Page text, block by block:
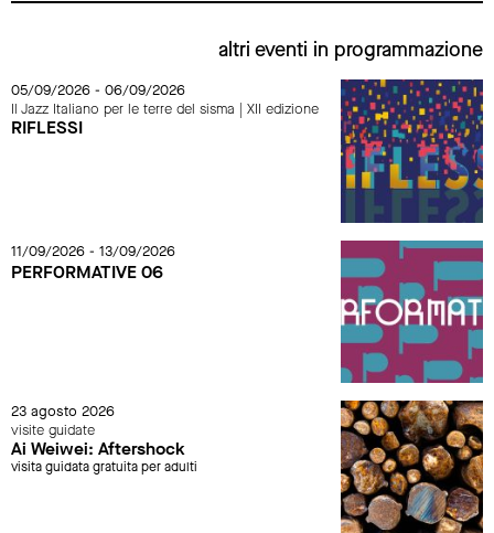
altri eventi in programmazione
05/09/2026 - 06/09/2026
Il Jazz Italiano per le terre del sisma | XII edizione
RIFLESSI
11/09/2026 - 13/09/2026
PERFORMATIVE 06
23 agosto 2026
visite guidate
Ai Weiwei: Aftershock
visita guidata gratuita per adulti